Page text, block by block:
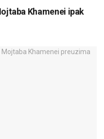
Khamenei ipak